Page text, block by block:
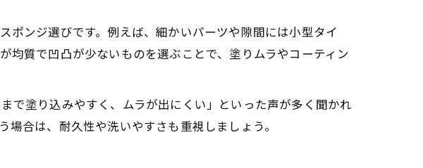
の違いを比較
的なポイント
使い分けの極意
ンジ選びです。例えば、細かいパーツや隙間には小型タイ
質で凹凸が少ないものを選ぶことで、塗りムラやコーティン
で塗り込みやすく、ムラが出にくい」といった声が多く聞かれ
合は、耐久性や洗いやすさも重視しましょう。